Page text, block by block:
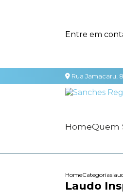
Entre em
Rua Jamacaru,
Home
HomeCategorias
Laudo